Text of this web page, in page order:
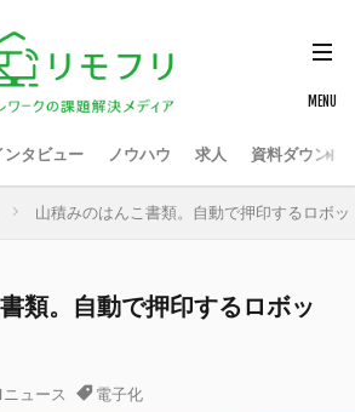
ンタビュー ノウハウ 求人 資料ダウンロ
山積みのはんこ書類。自動で押印するロボッ
類。自動で押印するロボッ
ニュース 電子化